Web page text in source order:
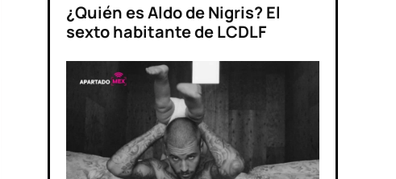
¿Quién es Aldo de Nigris? El
sexto habitante de LCDLF